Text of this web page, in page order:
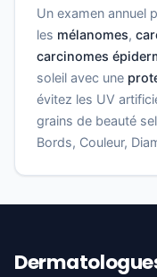
Un examen annuel
les mélanomes,
carcinomes
soleil avec une
évitez les UV
grains de beauté
Bords, Couleur,